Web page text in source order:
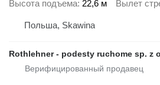
Высота подъема 22,6 м Вылет
Польша, Skawina
Rothlehner - podesty ruchome sp. z